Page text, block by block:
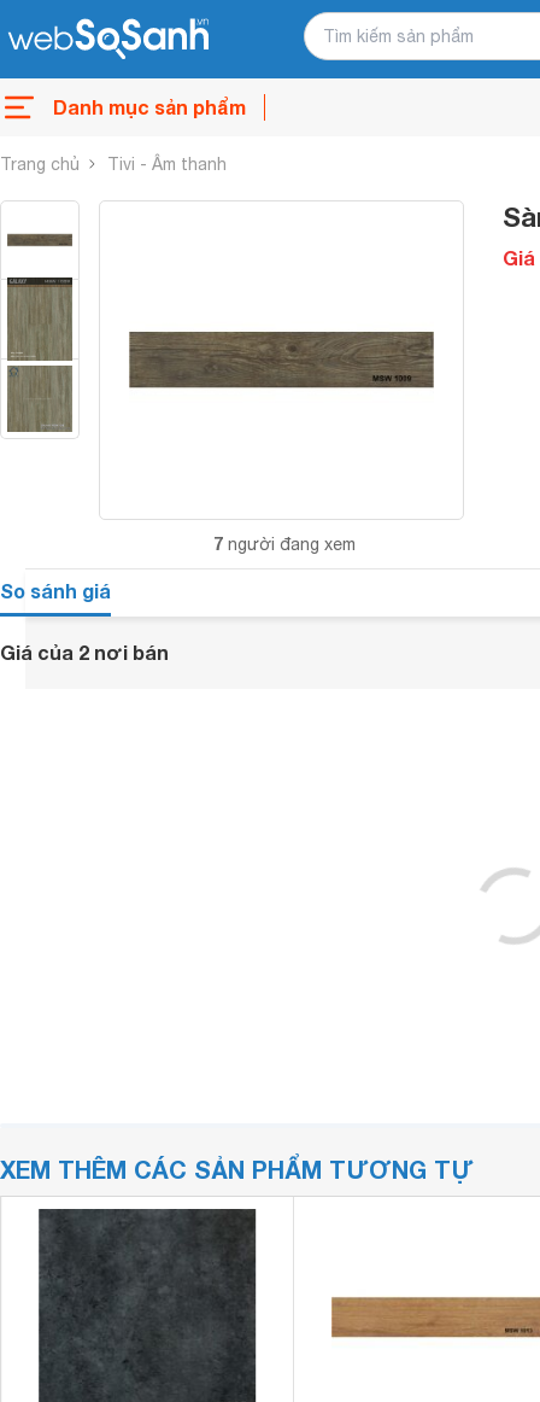
Danh mục sản phẩm
Trang chủ Tivi - Âm thanh
7 người đang xem
So sánh giá
Giá của 2 nơi bán
XEM THÊM CÁC SẢN PHẨM TƯƠNG TỰ